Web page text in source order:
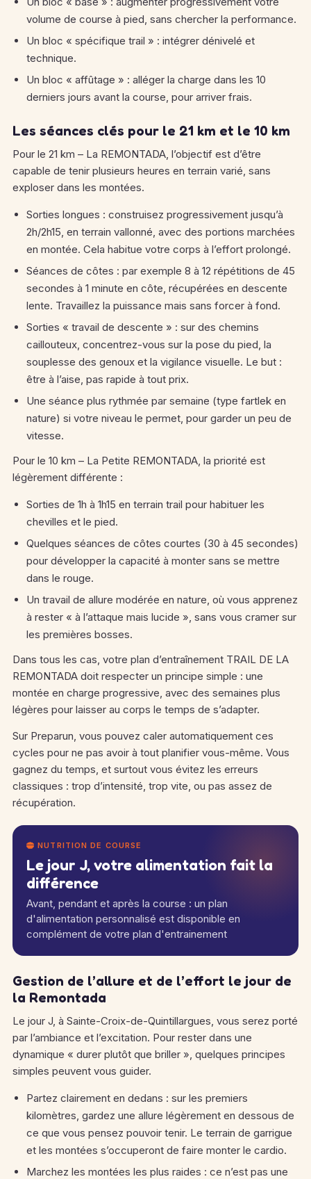
volume de course à pied, sans chercher la performance.
Un bloc « spécifique trail » : intégrer dénivelé et
technique.
Un bloc « affûtage » : alléger la charge dans les 10
derniers jours avant la course, pour arriver frais.
Les séances clés pour le 21 km et le 10 km
Pour le 21 km – La REMONTADA, l’objectif est d’être
capable de tenir plusieurs heures en terrain varié, sans
exploser dans les montées.
Sorties longues : construisez progressivement jusqu’à
2h/2h15, en terrain vallonné, avec des portions marchées
en montée. Cela habitue votre corps à l’effort prolongé.
Séances de côtes : par exemple 8 à 12 répétitions de 45
secondes à 1 minute en côte, récupérées en descente
lente. Travaillez la puissance mais sans forcer à fond.
Sorties « travail de descente » : sur des chemins
caillouteux, concentrez-vous sur la pose du pied, la
souplesse des genoux et la vigilance visuelle. Le but :
être à l’aise, pas rapide à tout prix.
Une séance plus rythmée par semaine (type fartlek en
nature) si votre niveau le permet, pour garder un peu de
vitesse.
Pour le 10 km – La Petite REMONTADA, la priorité est
légèrement différente :
Sorties de 1h à 1h15 en terrain trail pour habituer les
chevilles et le pied.
Quelques séances de côtes courtes (30 à 45 secondes)
pour développer la capacité à monter sans se mettre
dans le rouge.
Un travail de allure modérée en nature, où vous apprenez
à rester « à l’attaque mais lucide », sans vous cramer sur
les premières bosses.
Dans tous les cas, votre plan d’entraînement TRAIL DE LA
REMONTADA doit respecter un principe simple : une
montée en charge progressive, avec des semaines plus
légères pour laisser au corps le temps de s’adapter.
Sur Preparun, vous pouvez caler automatiquement ces
cycles pour ne pas avoir à tout planifier vous-même. Vous
gagnez du temps, et surtout vous évitez les erreurs
classiques : trop d’intensité, trop vite, ou pas assez de
récupération.
NUTRITION DE COURSE
Le jour J, votre alimentation fait la
différence
Avant, pendant et après la course : un plan
d'alimentation personnalisé est disponible en
complément de votre plan d'entrainement
Gestion de l’allure et de l’effort le jour de
la Remontada
Le jour J, à Sainte-Croix-de-Quintillargues, vous serez porté
par l’ambiance et l’excitation. Pour rester dans une
dynamique « durer plutôt que briller », quelques principes
simples peuvent vous guider.
Partez clairement en dedans : sur les premiers
kilomètres, gardez une allure légèrement en dessous de
ce que vous pensez pouvoir tenir. Le terrain de garrigue
et les montées s’occuperont de faire monter le cardio.
Marchez les montées les plus raides : ce n’est pas une